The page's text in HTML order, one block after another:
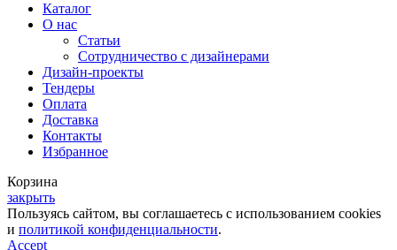
Каталог
О нас
Статьи
Сотрудничество с дизайнерами
Дизайн-проекты
Тендеры
Оплата
Доставка
Контакты
Избранное
Корзина
закрыть
Пользуясь сайтом, вы соглашаетесь с использованием cookies
и политикой конфиденциальности.
Accept